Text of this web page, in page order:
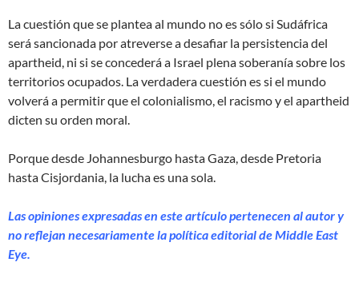
La cuestión que se plantea al mundo no es sólo si Sudáfrica
será sancionada por atreverse a desafiar la persistencia del
apartheid, ni si se concederá a Israel plena soberanía sobre los
territorios ocupados. La verdadera cuestión es si el mundo
volverá a permitir que el colonialismo, el racismo y el apartheid
dicten su orden moral.
Porque desde Johannesburgo hasta Gaza, desde Pretoria
hasta Cisjordania, la lucha es una sola.
Las opiniones expresadas en este artículo pertenecen al autor y
no reflejan necesariamente la política editorial de Middle East
Eye.